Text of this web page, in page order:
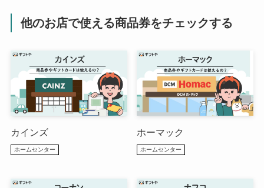
他のお店で使える商品券をチェックする
カインズ
ホームセンター
ホーマック
ホームセンター